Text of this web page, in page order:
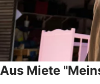
Aus Miete